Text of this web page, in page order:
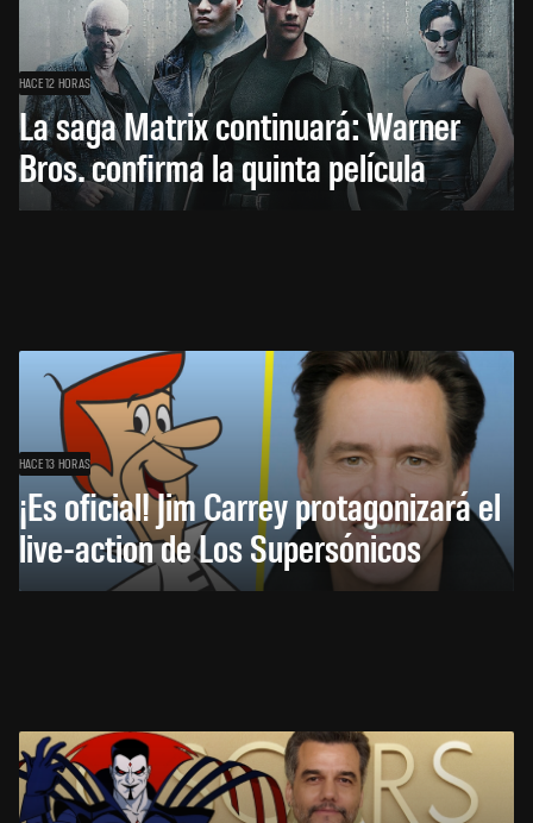
HACE 12 HORAS
La saga Matrix continuará: Warner
Bros. confirma la quinta película
HACE 13 HORAS
¡Es oficial! Jim Carrey protagonizará el
live-action de Los Supersónicos